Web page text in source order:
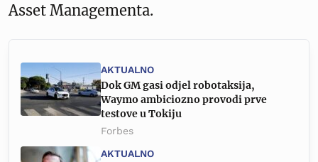
Asset Managementa.
AKTUALNO
Dok GM gasi odjel robotaksija,
Waymo ambiciozno provodi prve
testove u Tokiju
Forbes
AKTUALNO